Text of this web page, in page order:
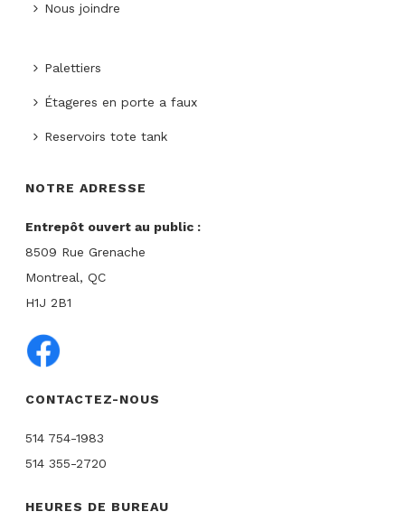
Nous joindre
Palettiers
Étageres en porte a faux
Reservoirs tote tank
NOTRE ADRESSE
Entrepôt ouvert au public :
8509 Rue Grenache
Montreal, QC
H1J 2B1
CONTACTEZ-NOUS
514 754-1983
514 355-2720
HEURES DE BUREAU